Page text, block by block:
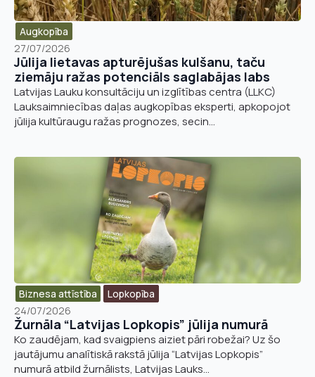
Augkopība
27/07/2026
Jūlija lietavas apturējušas kulšanu, taču
ziemāju ražas potenciāls saglabājas labs
Latvijas Lauku konsultāciju un izglītības centra (LLKC)
Lauksaimniecības daļas augkopības eksperti, apkopojot
jūlija kultūraugu ražas prognozes, secin...
Biznesa attīstība​
Lopkopība
24/07/2026
Žurnāla “Latvijas Lopkopis” jūlija numurā
Ko zaudējam, kad svaigpiens aiziet pāri robežai? Uz šo
jautājumu analītiskā rakstā jūlija “Latvijas Lopkopis”
numurā atbild žurnālists, Latvijas Lauks...
Vārds*
Uzvārds*
E-pasts
Pievieno savu CV un motivācijas vēstuli
Jūs varat augšupielādēt līdz 2 failiem.
Vārds, uzvārds*
Uzņēmuma reģistrācijas numurs:
*
Kontakttālrunis*
Pamatnozare
P
i
Piezīmes